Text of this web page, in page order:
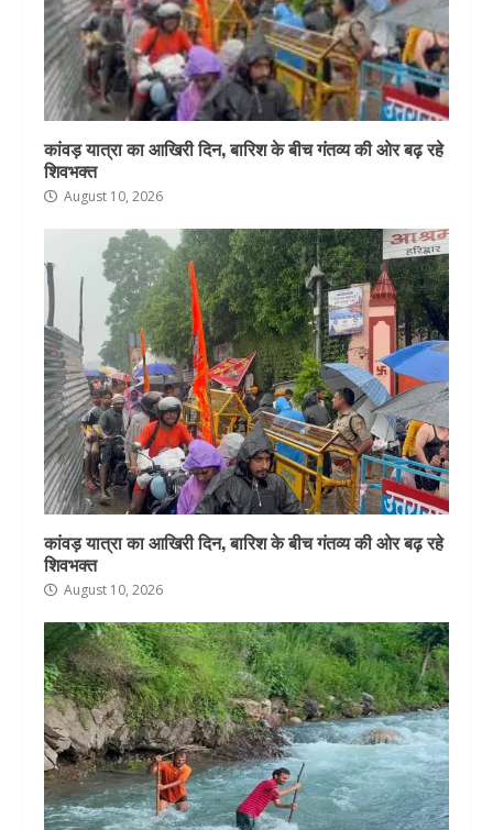
कांवड़ यात्रा का आखिरी दिन, बारिश के बीच गंतव्य की ओर बढ़ रहे
शिवभक्त
August 10, 2026
कांवड़ यात्रा का आखिरी दिन, बारिश के बीच गंतव्य की ओर बढ़ रहे
शिवभक्त
August 10, 2026